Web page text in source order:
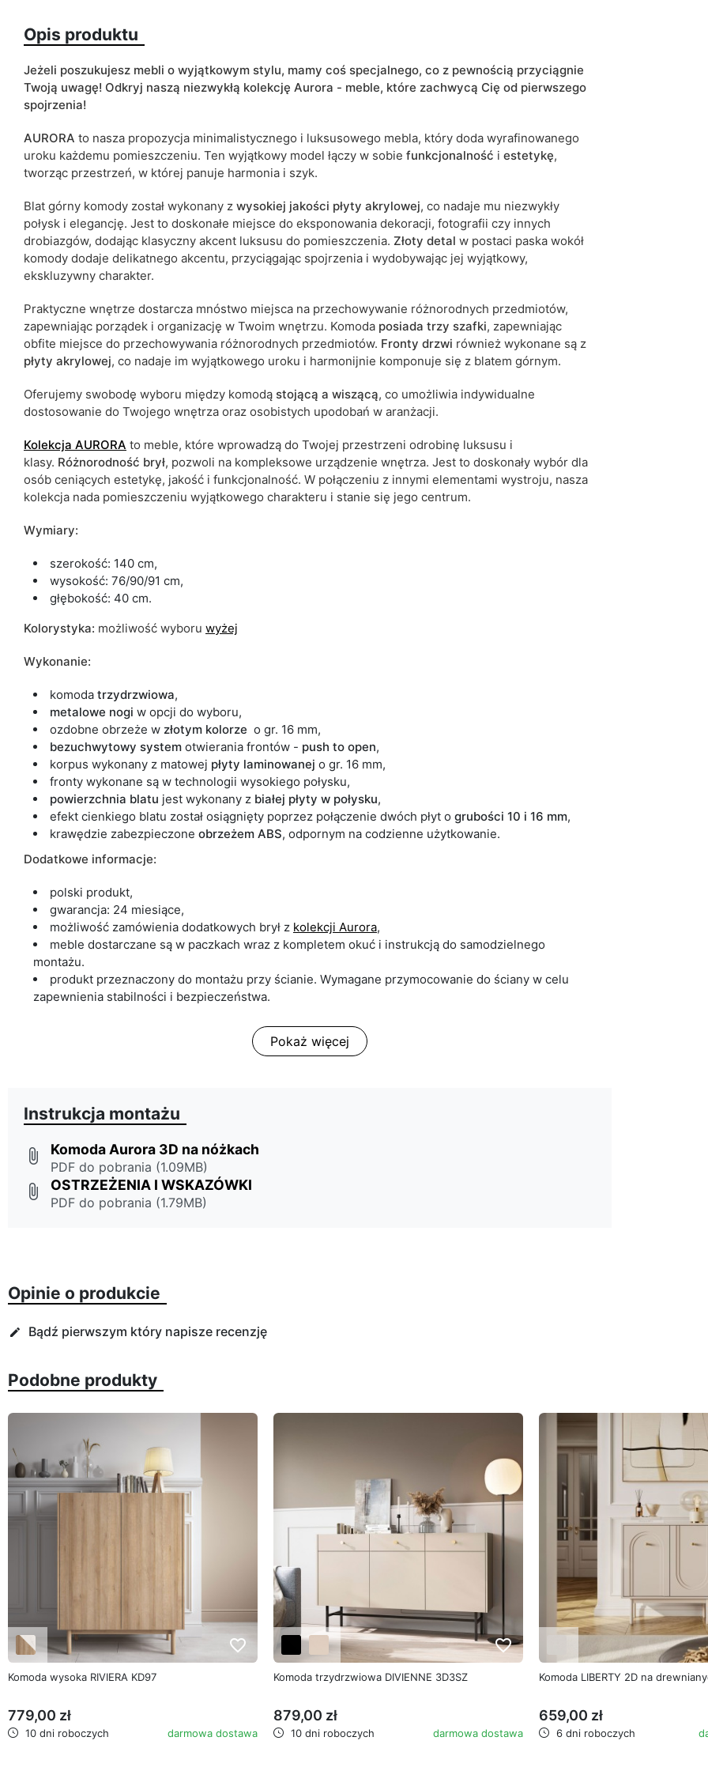
Kolorystyka
ean13 5905723930472
Ze względu na proces produkcyjny i właściwości materiałów, możliwe są tolerancje wymiarowe na poziomie +/- 2–3
cm.
Opis produktu
Jeżeli poszukujesz mebli o wyjątkowym stylu, mamy coś specjalnego, co z pewnością przyciągnie
Twoją uwagę! Odkryj naszą niezwykłą kolekcję Aurora - meble, które zachwycą Cię od pierwszego
spojrzenia!
AURORA to nasza propozycja minimalistycznego i luksusowego mebla, który doda wyrafinowanego
uroku każdemu pomieszczeniu. Ten wyjątkowy model łączy w sobie funkcjonalność i estetykę,
tworząc przestrzeń, w której panuje harmonia i szyk.
Blat górny komody został wykonany z wysokiej jakości płyty akrylowej, co nadaje mu niezwykły
połysk i elegancję. Jest to doskonałe miejsce do eksponowania dekoracji, fotografii czy innych
drobiazgów, dodając klasyczny akcent luksusu do pomieszczenia. Złoty detal w postaci paska wokół
komody dodaje delikatnego akcentu, przyciągając spojrzenia i wydobywając jej wyjątkowy,
ekskluzywny charakter.
Praktyczne wnętrze dostarcza mnóstwo miejsca na przechowywanie różnorodnych przedmiotów,
zapewniając porządek i organizację w Twoim wnętrzu. Komoda posiada trzy szafki, zapewniając
obfite miejsce do przechowywania różnorodnych przedmiotów. Fronty drzwi również wykonane są z
płyty akrylowej, co nadaje im wyjątkowego uroku i harmonijnie komponuje się z blatem górnym.
Oferujemy swobodę wyboru między komodą stojącą a wiszącą, co umożliwia indywidualne
dostosowanie do Twojego wnętrza oraz osobistych upodobań w aranżacji.
Kolekcja AURORA to meble, które wprowadzą do Twojej przestrzeni odrobinę luksusu i
klasy. Różnorodność brył, pozwoli na kompleksowe urządzenie wnętrza. Jest to doskonały wybór dla
osób ceniących estetykę, jakość i funkcjonalność. W połączeniu z innymi elementami wystroju, nasza
kolekcja nada pomieszczeniu wyjątkowego charakteru i stanie się jego centrum.
Wymiary:
szerokość: 140 cm,
wysokość: 76/90/91 cm,
głębokość: 40 cm.
Kolorystyka: możliwość wyboru wyżej
Wykonanie:
komoda trzydrzwiowa,
metalowe nogi w opcji do wyboru,
ozdobne obrzeże w złotym kolorze o gr. 16 mm,
bezuchwytowy system otwierania frontów - push to open,
korpus wykonany z matowej płyty laminowanej o gr. 16 mm,
fronty wykonane są w technologii wysokiego połysku,
powierzchnia blatu jest wykonany z białej płyty w połysku,
efekt cienkiego blatu został osiągnięty poprzez połączenie dwóch płyt o grubości 10 i 16 mm,
krawędzie zabezpieczone obrzeżem ABS, odpornym na codzienne użytkowanie.
Dodatkowe informacje:
polski produkt,
gwarancja: 24 miesiące,
możliwość zamówienia dodatkowych brył z kolekcji Aurora,
meble dostarczane są w paczkach wraz z kompletem okuć i instrukcją do samodzielnego
montażu.
produkt przeznaczony do montażu przy ścianie. Wymagane przymocowanie do ściany w celu
zapewnienia stabilności i bezpieczeństwa.
Pokaż więcej
Instrukcja montażu
attach_file Komoda Aurora 3D na nóżkach
PDF do pobrania (1.09MB)
attach_file OSTRZEŻENIA I WSKAZÓWKI
PDF do pobrania (1.79MB)
Opinie o produkcie
edit Bądź pierwszym który napisze recenzję
Podobne produkty
favorite_border
Komoda wysoka RIVIERA KD97
779,00 zł
10 dni roboczych darmowa dostawa
favorite_border
Komoda trzydrzwiowa DIVIENNE 3D3SZ
879,00 zł
10 dni roboczych darmowa dostawa
Komoda LIBERTY 2D na
659,00 zł
6 dni roboczych